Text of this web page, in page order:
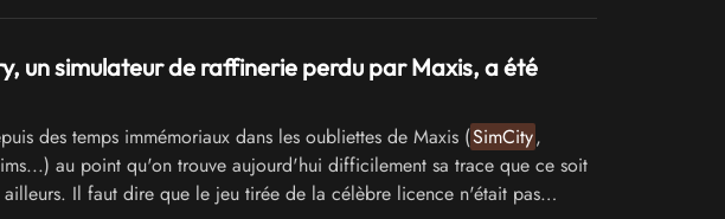
un simulateur de raffinerie perdu par Maxis, a été
des temps immémoriaux dans les oubliettes de Maxis (SimCity,
au point qu'on trouve aujourd'hui difficilement sa trace que ce soit
Il faut dire que le jeu tirée de la célèbre licence n'était pas